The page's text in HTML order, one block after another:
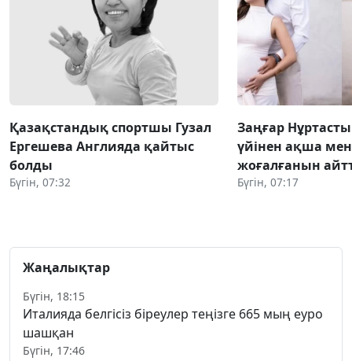
Қазақстандық спортшы Гузал
Ергешева Англияда қайтыс
болды
Бүгін, 07:32
Заңғар
үйінен ақша
жоғалғанын
Бүгін, 07:17
Жаңалықтар
Бүгін, 18:15
Италияда белгісіз біреулер теңізге 665 мың еуро
шашқан
Бүгін, 17:46